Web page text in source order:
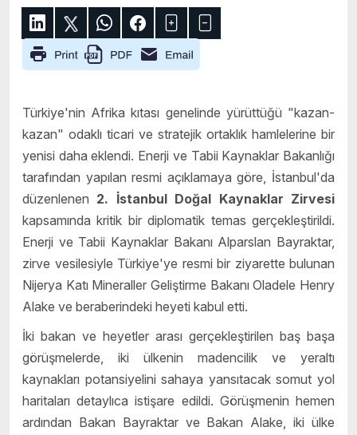
Türkiye'nin Afrika kıtası genelinde yürüttüğü "kazan-
kazan" odaklı ticari ve stratejik ortaklık hamlelerine bir
yenisi daha eklendi. Enerji ve Tabii Kaynaklar Bakanlığı
tarafından yapılan resmi açıklamaya göre, İstanbul'da
düzenlenen 2. İstanbul Doğal Kaynaklar Zirvesi
kapsamında kritik bir diplomatik temas gerçekleştirildi.
Enerji ve Tabii Kaynaklar Bakanı Alparslan Bayraktar,
zirve vesilesiyle Türkiye'ye resmi bir ziyarette bulunan
Nijerya Katı Mineraller Geliştirme Bakanı Oladele Henry
Alake ve beraberindeki heyeti kabul etti.
İki bakan ve heyetler arası gerçekleştirilen baş başa
görüşmelerde, iki ülkenin madencilik ve yeraltı
kaynakları potansiyelini sahaya yansıtacak somut yol
haritaları detaylıca istişare edildi. Görüşmenin hemen
ardından Bakan Bayraktar ve Bakan Alake, iki ülke